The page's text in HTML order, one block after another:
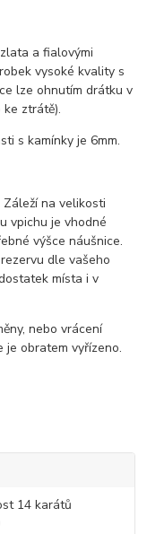
a fialovými
vysoké kvality s
lze ohnutím drátku v
ke ztrátě).
s kamínky je 6mm.
Záleží na velikosti
vpichu je vhodné
výšce náušnice.
dle vašeho
místa i v
nebo vrácení
je obratem vyřízeno.
14 karátů